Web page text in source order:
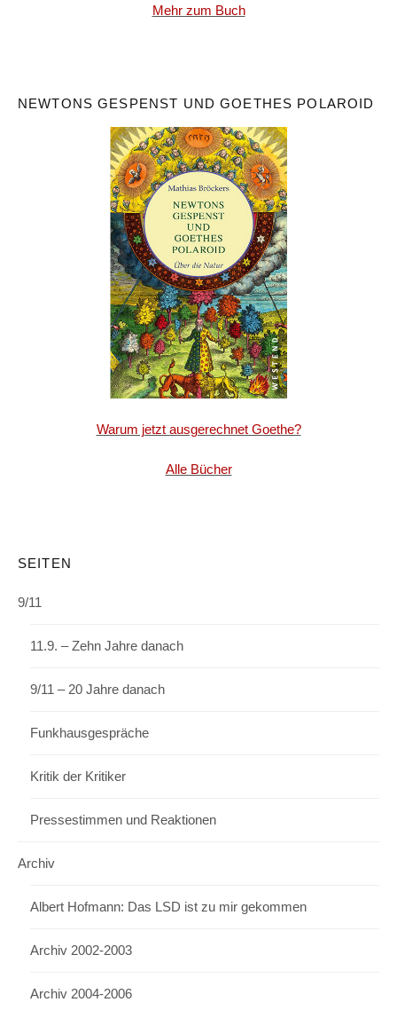
Mehr zum Buch
NEWTONS GESPENST UND GOETHES POLAROID
Warum jetzt ausgerechnet Goethe?
Alle Bücher
SEITEN
9/11
11.9. – Zehn Jahre danach
9/11 – 20 Jahre danach
Funkhausgespräche
Kritik der Kritiker
Pressestimmen und Reaktionen
Archiv
Albert Hofmann: Das LSD ist zu mir gekommen
Archiv 2002-2003
Archiv 2004-2006